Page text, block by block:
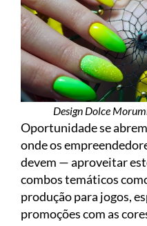
Design Dolce
Oportunidade se
onde os
devem — aproveitar
combos temáticos
produção para jogos,
promoções com as